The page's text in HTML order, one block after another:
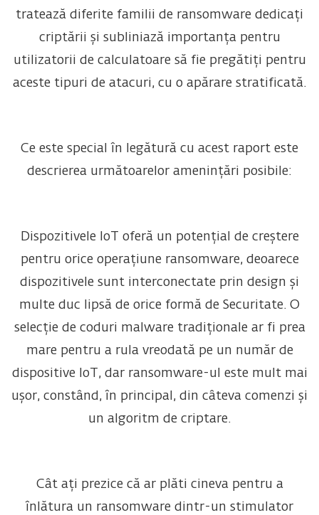
tratează diferite familii de ransomware dedicați
criptării și subliniază importanța pentru
utilizatorii de calculatoare să fie pregătiți pentru
aceste tipuri de atacuri, cu o apărare stratificată.
Ce este special în legătură cu acest raport este
descrierea următoarelor amenințări posibile:
Dispozitivele IoT oferă un potențial de creștere
pentru orice operațiune ransomware, deoarece
dispozitivele sunt interconectate prin design și
multe duc lipsă de orice formă de Securitate. O
selecție de coduri malware tradiționale ar fi prea
mare pentru a rula vreodată pe un număr de
dispositive IoT, dar ransomware-ul este mult mai
ușor, constând, în principal, din câteva comenzi și
un algoritm de criptare.
Cât ați prezice că ar plăti cineva pentru a
înlătura un ransomware dintr-un stimulator